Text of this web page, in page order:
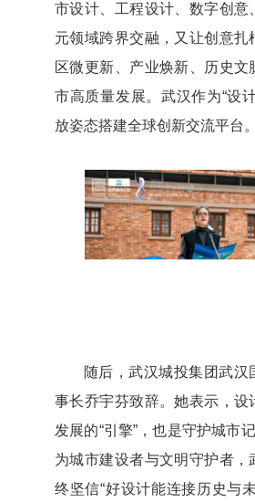
市设计、工程设计、数字创意
元领域跨界交融，又让创意扎
区微更新、产业焕新、历史文
市高质量发展。武汉作为“设
放姿态搭建全球创新交流平台。
随后，武汉城投集团武汉
事长乔宇芬致辞。她表示，设
发展的“引擎”，也是守护城市
为城市建设者与文明守护者，
终坚信“好设计能连接历史与